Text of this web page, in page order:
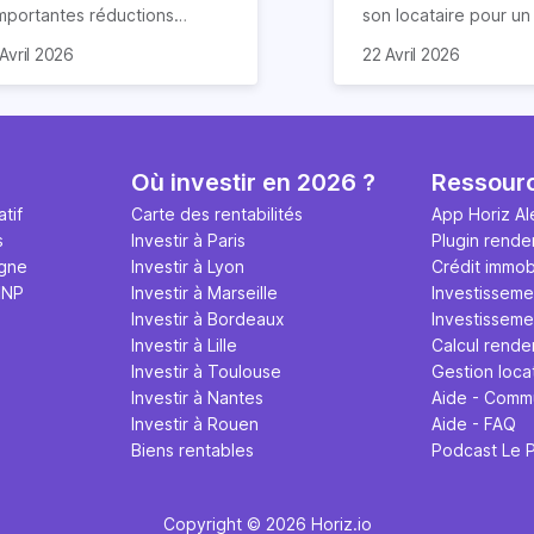
réductions
Elle concerne les
historique destinés à
et quelles
? Suivez notre guide
!
2026
son locataire pour
de nombreuses
Nous vous
sur le contrat de
22 Avril 2026
Où investir en 2026 ?
Carte des rentabilités
Investir à Paris
Investir à Lyon
Investir à Marseille
Investir à Bordeaux
Investir à Lille
Investir à Toulouse
Investir à Nantes
Investir à Rouen
Biens rentables
App Horiz
Plugin
Crédit
Calcul
Gestion
Aide -
Aide - FAQ
Podcast Le
Copyright © 2026 Horiz.io